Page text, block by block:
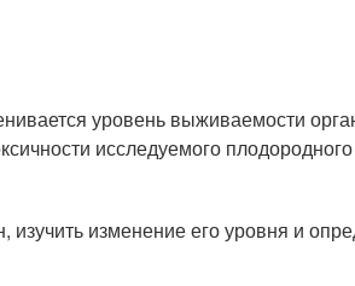
уровень выживаемости
исследуемого плодородного
изменение его уровня и